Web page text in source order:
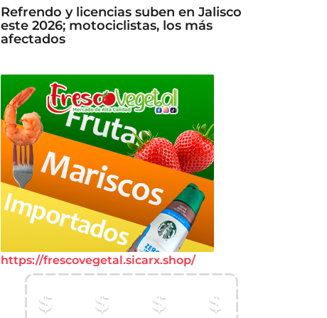
Refrendo y licencias suben en Jalisco
este 2026; motociclistas, los más
afectados
https://frescovegetal.sicarx.shop/